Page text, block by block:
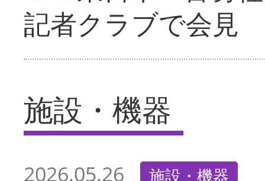
記者クラブで会見
施設・機器
2026.05.26 施設・機器